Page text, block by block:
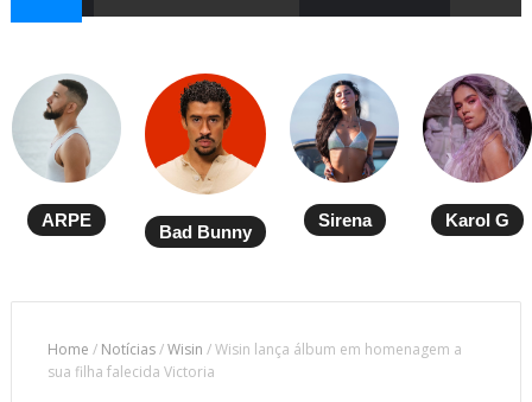
ARPE
Bad Bunny
Sirena Karol G
Home / Notícias/Wisin /Wisin lança álbum em homenagem a
sua filha falecida Victoria